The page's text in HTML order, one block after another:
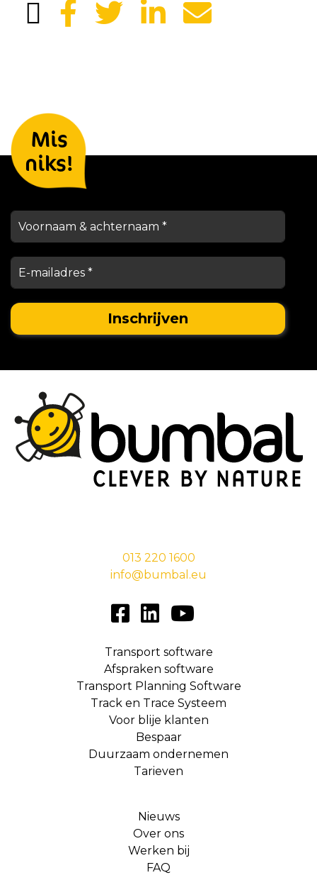
Mis
niks!
013 220 1600
info@bumbal.eu
Transport software
Afspraken software
Transport Planning Software
Track en Trace Systeem
Voor blije klanten
Bespaar
Duurzaam ondernemen
Tarieven
Nieuws
Over ons
Werken bij
FAQ